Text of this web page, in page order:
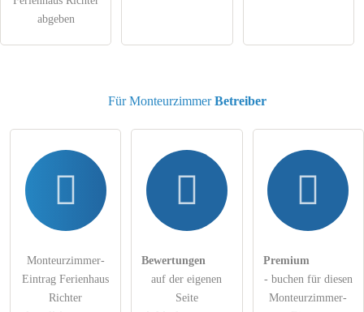
Besucher sichtbar
Klicken Sie hier um eineindividuelle Fragean den
abgeben
Für MonteurzimmerBetreiber
Monteurzimmer-
Eintrag Ferienhaus
Richter
Bewertungen
auf der eigenen
Seite
Premium
- buchen für diesen
Monteurzimmer-